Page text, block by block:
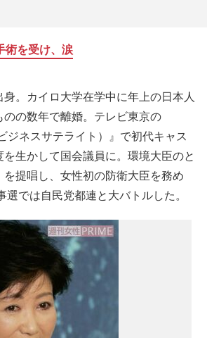
術を受け、涙
。カイロ大学在学中に年上の日本人
のの数年で離婚。テレビ東京の
ジネスサテライト）』で初代キャス
を生かして国会議員に。環境大臣のと
を提唱し、女性初の防衛大臣を務め
選では自民党都連と大バトルした。